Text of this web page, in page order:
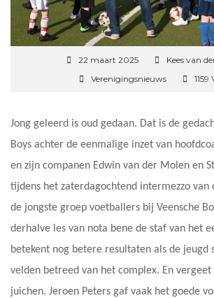
22 maart 2025
Kees van
Verenigingsnieuws
1159
Jong geleerd is oud gedaan. Dat is de
Boys achter de eenmalige inzet van
en zijn companen Edwin van der Molen en
tijdens het zaterdagochtend intermezzo van
de jongste groep voetballers bij Veensche
derhalve les van nota bene de staf van het
betekent nog betere resultaten als de jeugd
velden betreed van het complex. En
juichen. Jeroen Peters gaf vaak het goede